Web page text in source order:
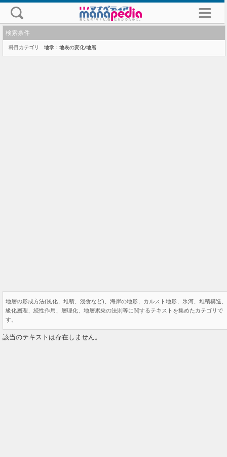
検索条件
科目カテゴリ 地学：地表の変化/地層
地層の形成方法(風化、堆積、浸食など)、海岸の地形、カルスト地形、氷河、堆積構造、
級化層理、続性作用、層理化、地層累乗の法則等に関するテキストを集めたカテゴリで
す。
該当のテキストは存在しません。